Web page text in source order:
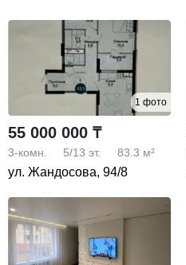
1 фото
55 000 000 ₸
3-комн. 5/13 эт. 83.3 м²
ул. Жандосова, 94/8